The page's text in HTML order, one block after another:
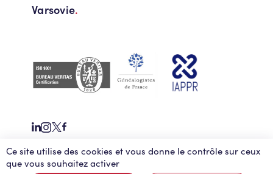
Varsovie.
Migrations transatlantiques Contact
Actualités
Mémentos fiscalité
FAQ
Ce site utilise des cookies et vous donne le contrôle sur ceux
que vous souhaitez activer